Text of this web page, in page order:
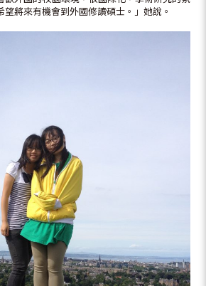
望將來有機會到外國修讀碩士。」她說。